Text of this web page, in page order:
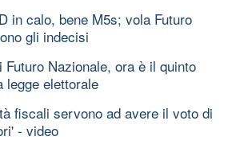
in calo, bene M5s; vola Futuro
gli indecisi
Futuro Nazionale, ora è il quinto
legge elettorale
fiscali servono ad avere il voto di
- video